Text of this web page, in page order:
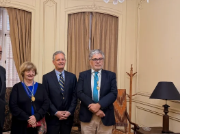
y
International
students
Facultades
2025
la
Filantropía y Donaciones
Explora el campus
Uandes
Noticias
estudiantiles